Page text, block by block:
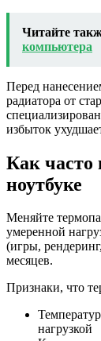
Читайте
компьютера
Перед
радиатора от
избыток
Как часто
ноутбуке
Меняйте
умеренной
(игры,
месяцев.
Признаки, что
нагрузкой